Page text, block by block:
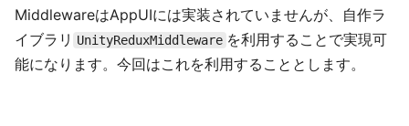
MiddlewareはAppUIには実装されていませんが、自作ラ
イブラリ UnityReduxMiddleware を利用することで実現可
能になります。今回はこれを利用することとします。